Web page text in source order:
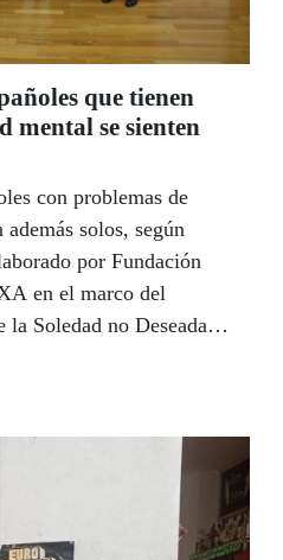
que tienen
mental se sienten
con problemas de
solos, según
por Fundación
en el marco del
la Soledad no Deseada
que los dos
y que
estable (aunque
el segundo ha